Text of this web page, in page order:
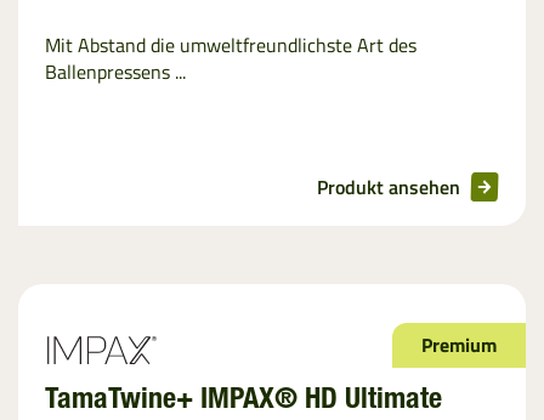
Mit Abstand die umweltfreundlichste Art des
Ballenpressens ...
Produkt ansehen
Premium
TamaTwine+ IMPAX® HD Ultimate